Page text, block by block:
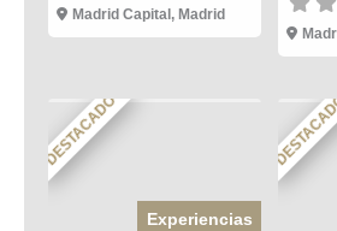
Madrid Capital, Madrid
DESTACADO
Experiencias